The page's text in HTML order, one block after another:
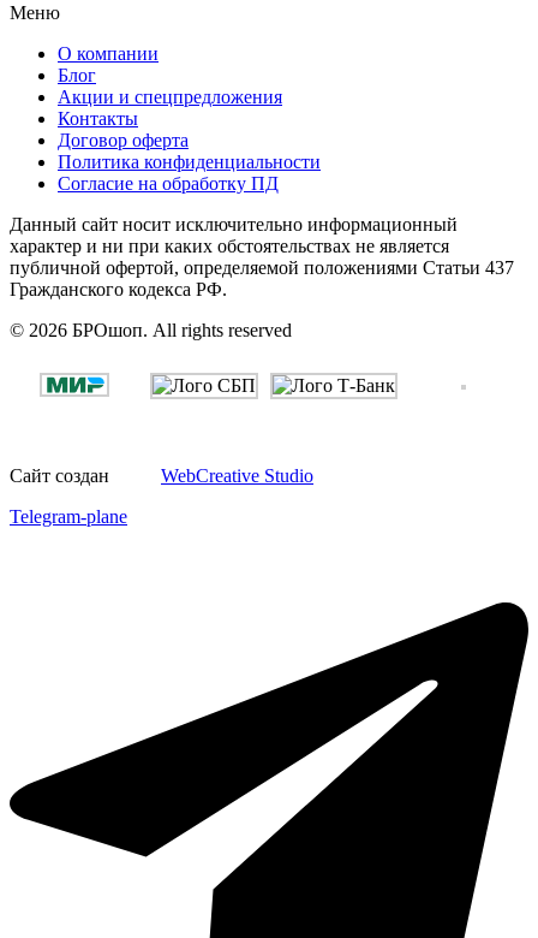
Меню
О компании
Блог
Акции и спецпредложения
Контакты
Договор оферта
Политика конфиденциальности
Согласие на обработку ПД
Данный сайт носит исключительно информационный
характер и ни при каких обстоятельствах не является
публичной офертой, определяемой положениями Статьи 437
Гражданского кодекса РФ.
© 2026 БРОшоп. All rights reserved
Сайт создан
WebCreative Studio
Telegram-plane